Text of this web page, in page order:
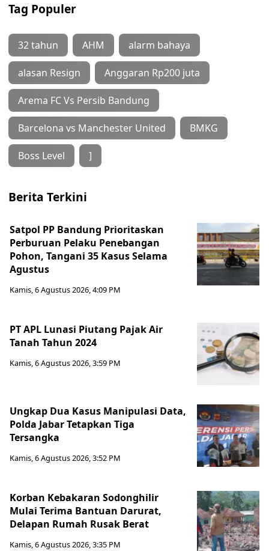
Tag Populer
32 tahun AHM alarm bahaya
alasan Resign Anggaran Rp200 juta
Arema FC Vs Persib Bandung
Barcelona vs Manchester United BMKG
Boss Level ]
Berita Terkini
Satpol PP Bandung Prioritaskan
Perburuan Pelaku Penebangan
Pohon, Tangani 35 Kasus Selama
Agustus
Kamis, 6 Agustus 2026, 4:09 PM
PT APL Lunasi Piutang Pajak Air
Tanah Tahun 2024
Kamis, 6 Agustus 2026, 3:59 PM
Ungkap Dua Kasus Manipulasi Data,
Polda Jabar Tetapkan Tiga
Tersangka
Kamis, 6 Agustus 2026, 3:52 PM
Korban Kebakaran Sodonghilir
Mulai Terima Bantuan Darurat,
Delapan Rumah Rusak Berat
Kamis, 6 Agustus 2026, 3:35 PM